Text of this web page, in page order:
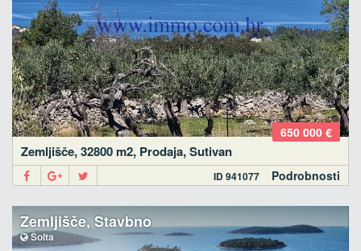
650 000 €
Zemljišče, 32800 m2, Prodaja, Sutivan
Podrobnosti
ID 941077
Zemljišče, Stavbno
Šolta